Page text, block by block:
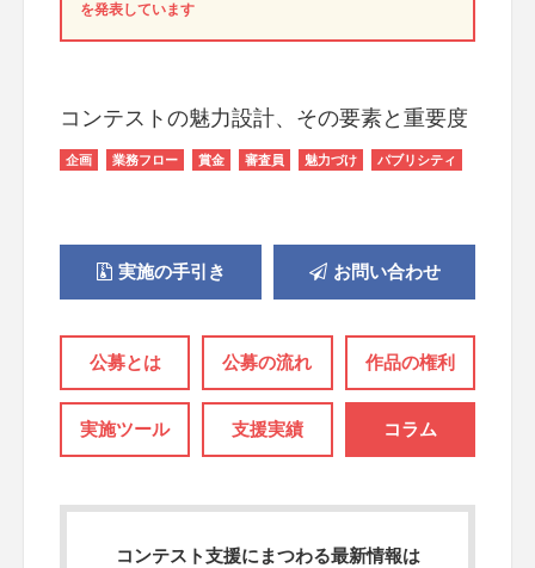
を発表しています
コンテストの魅力設計、その要素と重要度
企画 業務フロー 賞金 審査員 魅力づけ パブリシティ
実施の手引き お問い合わせ
公募とは 公募の流れ 作品の権利
実施ツール 支援実績 コラム
コンテスト支援にまつわる最新情報は